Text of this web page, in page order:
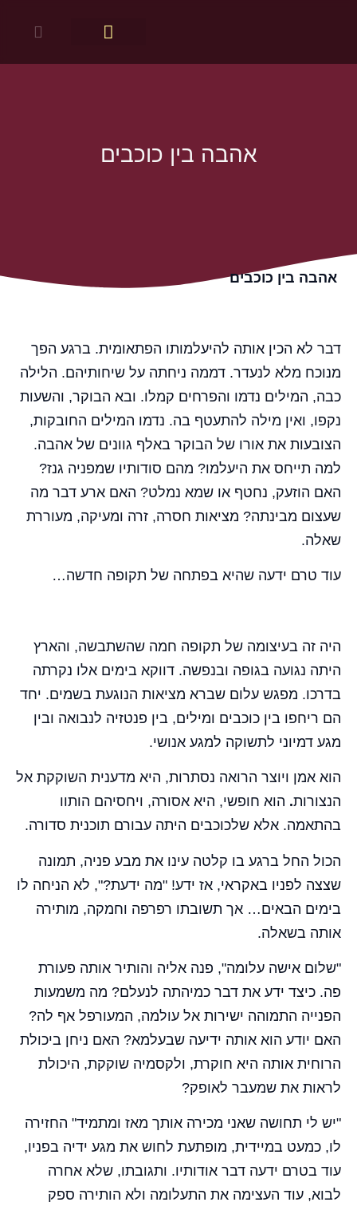
אהבה בין כוכבים
אהבה בין כוכבים
דבר לא הכין אותה להיעלמותו הפתאומית. ברגע הפך
מנוכח מלא לנעדר. דממה ניחתה על שיחותיהם. הלילה
כבה, המילים נדמו והפרחים קמלו. ובא הבוקר, והשעות
נקפו, ואין מילה להתעטף בה. נדמו המילים החובקות,
הצובעות את אורו של הבוקר באלף גוונים של אהבה.
למה תייחס את היעלמו? מהם סודותיו שמפניה גנז?
האם הוזעק, נחטף או שמא נמלט? האם ארע דבר מה
שעצום מבינתה? מציאות חסרה, זרה ומעיקה, מעוררת
שאלה.
עוד טרם ידעה שהיא בפתחה של תקופה חדשה…
היה זה בעיצומה של תקופה חמה שהשתבשה, והארץ
היתה נגועה בגופה ובנפשה. דווקא בימים אלו נקרתה
בדרכו. מפגש עלום שברא מציאות הנוגעת בשמים. יחד
הם ריחפו בין כוכבים ומילים, בין פנטזיה לנבואה ובין
מגע דמיוני לתשוקה למגע אנושי.
הוא אמן ויוצר הרואה נסתרות, היא מדענית השוקקת אל
הנצורות. הוא חופשי, היא אסורה, ויחסיהם הותוו
בהתאמה. אלא שלכוכבים היתה עבורם תוכנית סדורה.
הכול החל ברגע בו קלטה עינו את מבע פניה, תמונה
שצצה לפניו באקראי, אז ידע! "מה ידעת?", לא הניחה לו
בימים הבאים… אך תשובתו רפרפה וחמקה, מותירה
אותה בשאלה.
"שלום אישה עלומה", פנה אליה והותיר אותה פעורת
פה. כיצד ידע את דבר כמיהתה לנעלם? מה משמעות
הפנייה התמוהה ישירות אל עולמה, המעורפל אף לה?
האם יודע הוא אותה ידיעה שבעלמא? האם ניחן ביכולת
הרוחית אותה היא חוקרת, ולקסמיה שוקקת, היכולת
לראות את שמעבר לאופק?
"יש לי תחושה שאני מכירה אותך מאז ומתמיד" החזירה
לו, כמעט במיידית, מופתעת לחוש את מגע ידיה בפניו,
עוד בטרם ידעה דבר אודותיו. ותגובתו, שלא אחרה
לבוא, עוד העצימה את התעלומה ולא הותירה ספק